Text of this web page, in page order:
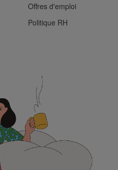
Offres d'emploi
Politique RH